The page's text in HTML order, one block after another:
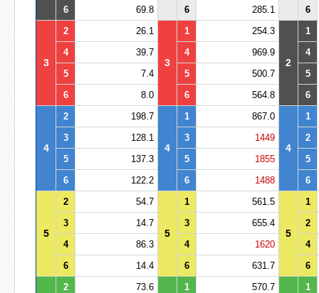
6
69.8 6 285.1 6
3
2 26.1
3
1 254.3
2
1
4
39.7 4 969.9
4
5
7.4 5 500.7
5
6
8.0 6 564.8 6
4
2 198.7
4
1 867.0
4
1
3
128.1 3 1449
2
5
137.3 5 1855
5
6
122.2 6 1488 6
5
2 54.7
5
1 561.5
5
1
3
14.7 3 655.4
2
4
86.3 4 1620
4
6
14.4 6 631.7 6
2 73.6 1 570.7
1